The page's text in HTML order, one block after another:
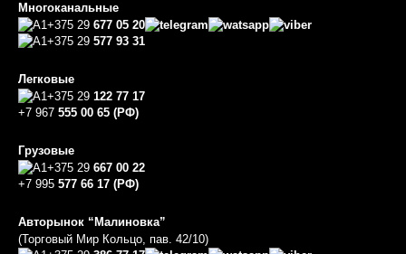
Многоканальные
+375 29 677 05 20
+375 29 577 93 31
Легковые
+375 29 122 77 17
+7 967 555 00 65 (РФ)
Грузовые
+375 29 667 00 22
+7 995 577 66 17 (РФ)
Авторынок “Малиновка”
(Торговый Мир Кольцо, пав. 42/10)